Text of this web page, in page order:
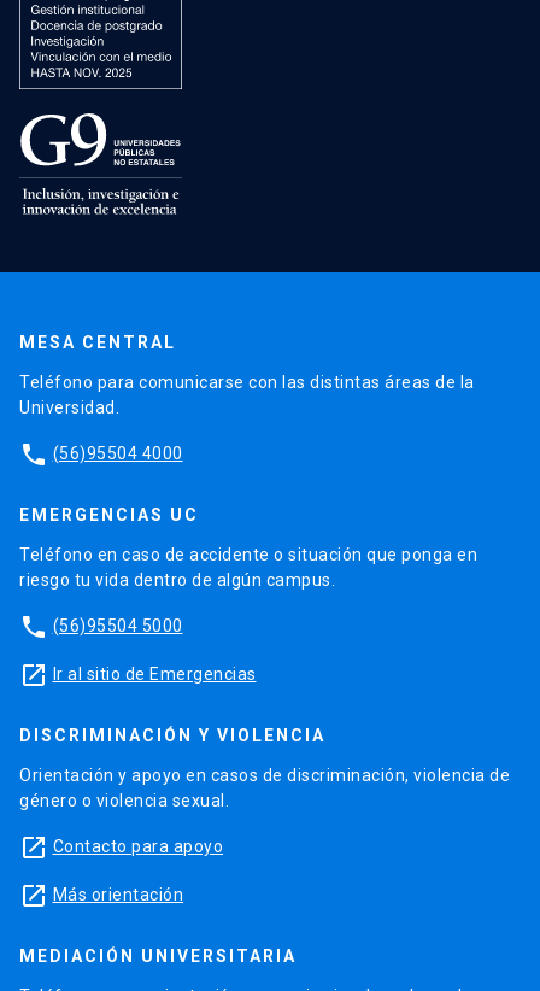
MESA CENTRAL
Teléfono para comunicarse con las distintas áreas de la
Universidad.
phone (56)95504 4000
EMERGENCIAS UC
Teléfono en caso de accidente o situación que ponga en
riesgo tu vida dentro de algún campus.
phone (56)95504 5000
launch Ir al sitio de Emergencias
DISCRIMINACIÓN Y VIOLENCIA
Orientación y apoyo en casos de discriminación, violencia de
género o violencia sexual.
launch Contacto para apoyo
launch Más orientación
MEDIACIÓN UNIVERSITARIA